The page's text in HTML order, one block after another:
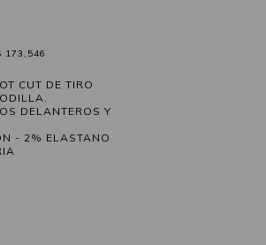
173,546
CUT DE TIRO
DELANTEROS Y
- 2% ELASTANO